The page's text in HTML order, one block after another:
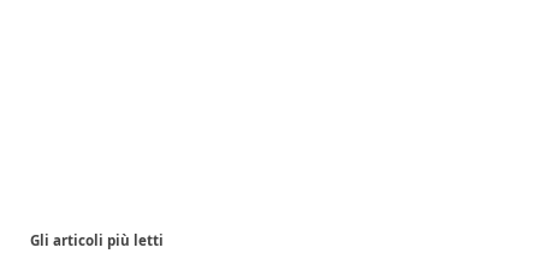
Gli articoli più letti